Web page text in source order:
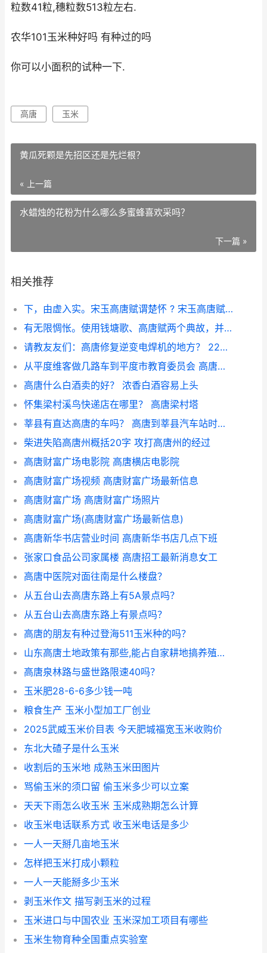
粒数41粒,穗粒数513粒左右.
农华101玉米种好吗 有种过的吗
你可以小面积的试种一下.
高唐 玉米
黄瓜死颗是先招区还是先烂根？
« 上一篇
水蜡烛的花粉为什么哪么多蜜蜂喜欢采吗？
下一篇 »
相关推荐
下，由虚入实。宋玉高唐赋谓楚怀 ? 宋玉高唐赋序的主要内容
有无限惆怅。使用钱塘歌、高唐赋两个典故，并不 ? 锦瑟借两个古人典故
请教友友们：高唐修复逆变电焊机的地方？ 220一380v逆变电焊机
从平度维客做几路车到平度市教育委员会 高唐和平度距离多远
高唐什么白酒卖的好？ 浓香白酒容易上头
怀集梁村溪鸟快递店在哪里？ 高唐梁村塔
莘县有直达高唐的车吗？ 高唐到莘县汽车站时刻表
柴进失陷高唐州概括20字 攻打高唐州的经过
高唐财富广场电影院 高唐横店电影院
高唐财富广场视频 高唐财富广场最新信息
高唐财富广场 高唐财富广场照片
高唐财富广场(高唐财富广场最新信息)
高唐新华书店营业时间 高唐新华书店几点下班
张家口食品公司家属楼 高唐招工最新消息女工
高唐中医院对面往南是什么楼盘？
从五台山去高唐东路上有5A景点吗？
从五台山去高唐东路上有景点吗？
高唐的朋友有种过登海511玉米种的吗？
山东高唐土地政策有那些,能占自家耕地搞养殖吗？
高唐泉林路与盛世路限速40吗？
玉米肥28-6-6多少钱一吨
粮食生产 玉米小型加工厂创业
2025武威玉米价目表 今天肥城福宽玉米收购价
东北大碴子是什么玉米
收割后的玉米地 成熟玉米田图片
骂偷玉米的须口留 偷玉米多少可以立案
天天下雨怎么收玉米 玉米成熟期怎么计算
收玉米电话联系方式 收玉米电话是多少
一人一天掰几亩地玉米
怎样把玉米打成小颗粒
一人一天能掰多少玉米
剥玉米作文 描写剥玉米的过程
玉米进口与中国农业 玉米深加工项目有哪些
玉米生物育种全国重点实验室